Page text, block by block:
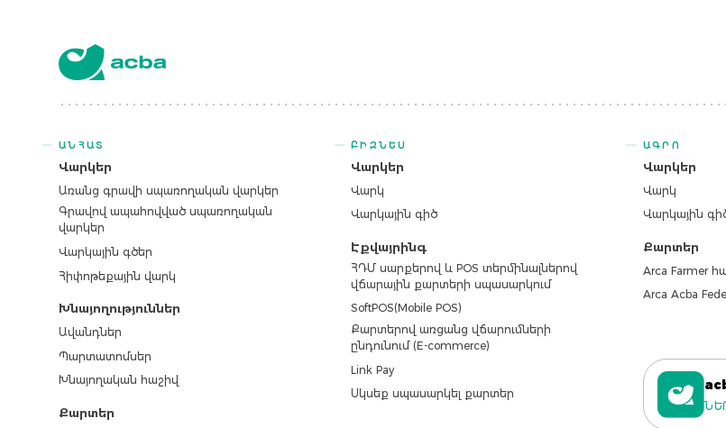
ԱՆՀԱՏ
Վարկեր
Առանց գրավի սպառողական վարկեր
Գրավով ապահովված սպառողական
վարկեր
Վարկային գծեր
Հիփոթեքային վարկ
Խնայողություններ
Ավանդներ
Պարտատոմսեր
Խնայողական հաշիվ
Քարտեր
ԲԻԶՆԵՍ
Վարկեր
Վարկ
Վարկային գիծ
Էքվայրինգ
ՀԴՄ սարքերով և POS տերմինալներով
վճարային քարտերի սպասարկում
SoftPOS(Mobile POS)
Քարտերով առցանց վճարումների
ընդունում (E-commerce)
Link Pay
Սկսեք սպասարկել քարտեր
ԱԳՐՈ
Վարկեր
Վարկ
Վարկային
Քարտեր
Arca Farmer
Arca Acba